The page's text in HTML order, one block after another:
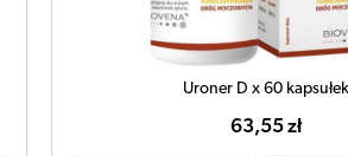
Uroner D x 16 saszetek
71,80 zł